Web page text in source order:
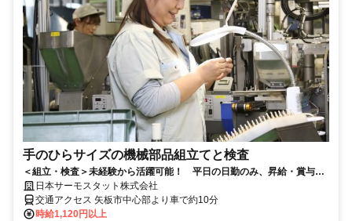
手のひらサイズの機械部品組立てと検査
＜組立・検査＞未経験から活躍可能！ 平日の日勤のみ、昇給・賞与な
ど待遇充実◎ 車通勤OK
日本サーモスタット株式会社
交通アクセス 矢板市中心部より車で約10分
時給1,120円以上